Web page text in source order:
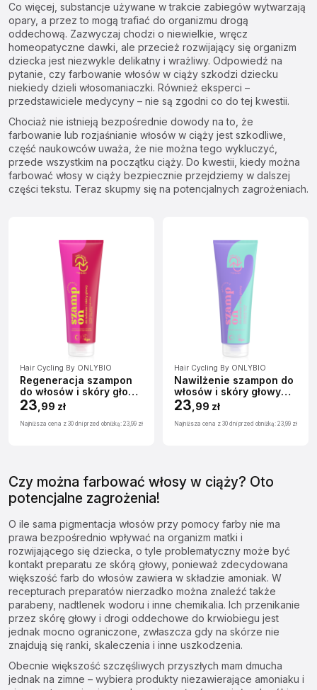
Co więcej, substancje używane w trakcie zabiegów wytwarzają
opary, a przez to mogą trafiać do organizmu drogą
oddechową. Zazwyczaj chodzi o niewielkie, wręcz
homeopatyczne dawki, ale przecież rozwijający się organizm
dziecka jest niezwykle delikatny i wrażliwy. Odpowiedź na
pytanie, czy farbowanie włosów w ciąży szkodzi dziecku
niekiedy dzieli włosomaniaczki. Również eksperci –
przedstawiciele medycyny – nie są zgodni co do tej kwestii.
Chociaż nie istnieją bezpośrednie dowody na to, że
farbowanie lub rozjaśnianie włosów w ciąży jest szkodliwe,
część naukowców uważa, że nie można tego wykluczyć,
przede wszystkim na początku ciąży. Do kwestii, kiedy można
farbować włosy w ciąży bezpiecznie przejdziemy w dalszej
części tekstu. Teraz skupmy się na potencjalnych zagrożeniach.
Hair Cycling By ONLYBIO
Regeneracja szampon
do włosów i skóry głowy
250ml
23 99 zł
Najniższa cena z 30 dni przed obniżką: 23,99 zł
Hair Cycling By ONLYBIO
Nawilżenie szampon do
włosów i skóry głowy
250ml
23 99 zł
Najniższa cena z 30 dni przed obniżką: 23,99 zł
Czy można farbować włosy w ciąży? Oto
potencjalne zagrożenia!
O ile sama pigmentacja włosów przy pomocy farby nie ma
prawa bezpośrednio wpływać na organizm matki i
rozwijającego się dziecka, o tyle problematyczny może być
kontakt preparatu ze skórą głowy, ponieważ zdecydowana
większość farb do włosów zawiera w składzie amoniak. W
recepturach preparatów nierzadko można znaleźć także
parabeny, nadtlenek wodoru i inne chemikalia. Ich przenikanie
przez skórę głowy i drogi oddechowe do krwiobiegu jest
jednak mocno ograniczone, zwłaszcza gdy na skórze nie
znajdują się ranki, skaleczenia i inne uszkodzenia.
Obecnie większość szczęśliwych przyszłych mam dmucha
jednak na zimne – wybiera produkty niezawierające amoniaku i